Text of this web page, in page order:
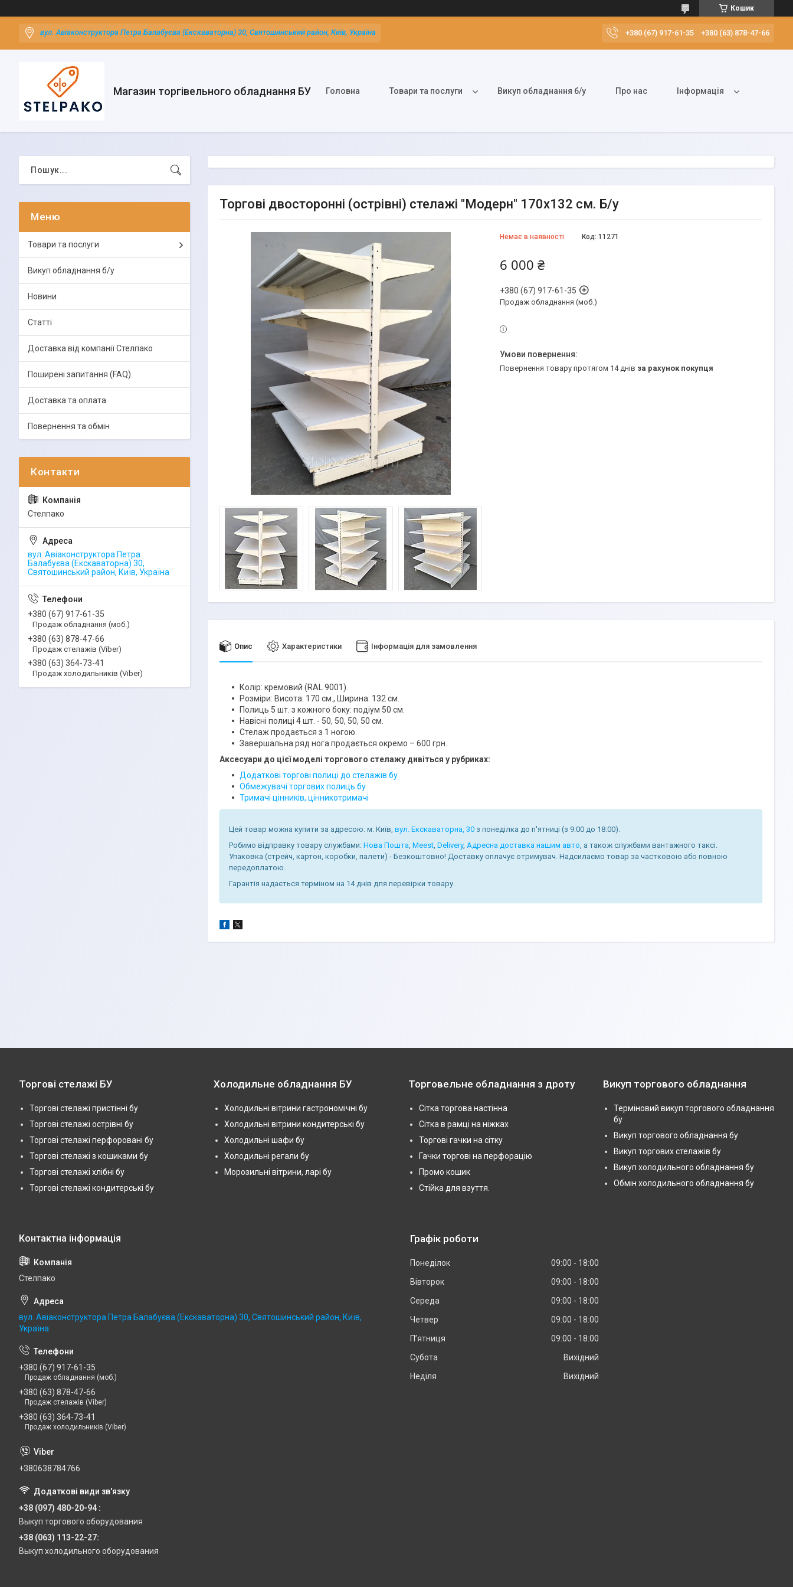
Кошик
вул. Авіаконструктора Петра Балабуєва (Екскаваторна) 30, Святошинський район, Київ, Україна +380 (67) 917-61-35 +380 (63) 878-47-66
Магазин торгівельного обладнання БУ Головна Товари та послуги Викуп обладнання б/у Про нас Інформація
Торгові двосторонні (острівні) стелажі "Модерн" 170х132 см. Б/у
Немає в наявності Код: 11271
6 000 ₴
+380 (67) 917-61-35
Продаж обладнання (моб.)
повернення товару протягом 14 днів за рахунок покупця
Опис Характеристики Інформація для замовлення
Колір: кремовий (RAL 9001).
Розміри: Висота: 170 см., Ширина: 132 см.
Полиць 5 шт. з кожного боку: подіум 50 см.
Навісні полиці 4 шт. - 50, 50, 50, 50 см.
Стелаж продається з 1 ногою.
Завершальна ряд нога продається окремо – 600 грн.
Аксесуари до цієї моделі торгового стелажу дивіться у рубриках:
Додаткові торгові полиці до стелажів бу
Обмежувачі торгових полиць бу
Тримачі цінників, цінникотримачі
Цей товар можна купити за адресою: м. Київ, вул. Екскаваторна, 30 з понеділка до п'ятниці (з 9:00 до 18:00).
Робимо відправку товару службами: Нова Пошта, Meest, Delivery, Адресна доставка нашим авто, а також службами вантажного таксі.
Упаковка (стрейч, картон, коробки, палети) - Безкоштовно! Доставку оплачує отримувач. Надсилаємо товар за частковою або повною
передоплатою.
Гарантія надається терміном на 14 днів для перевірки товару.
Товари та послуги
Викуп обладнання б/у
Новини
Статті
Доставка від компанії Стелпако
Поширені запитання (FAQ)
Доставка та оплата
Повернення та обмін
Стелпако
вул. Авіаконструктора Петра
Балабуєва (Екскаваторна) 30,
Святошинський район, Київ, Україна
+380 (67) 917-61-35
Продаж обладнання (моб.)
+380 (63) 878-47-66
Продаж стелажів (Viber)
+380 (63) 364-73-41
Продаж холодильників (Viber)
Торгові стелажі БУ
Торгові стелажі пристінні бу
Торгові стелажі острівні бу
Торгові стелажі перфоровані бу
Торгові стелажі з кошиками бу
Торгові стелажі хлібні бу
Торгові стелажі кондитерські бу
Холодильне обладнання БУ
Холодильні вітрини гастрономічні бу
Холодильні вітрини кондитерські бу
Холодильні шафи бу
Холодильні регали бу
Морозильні вітрини, ларі бу
Торговельне обладнання з дроту
Сітка торгова настінна
Сітка в рамці на ніжках
Торгові гачки на сітку
Гачки торгові на перфорацію
Промо кошик
Стійка для взуття.
Викуп торгового обладнання
Терміновий викуп торгового обладнання
бу
Викуп торгового обладнання бу
Викуп торгових стелажів бу
Викуп холодильного обладнання бу
Обмін холодильного обладнання бу
Стелпако
вул. Авіаконструктора Петра Балабуєва (Екскаваторна) 30, Святошинський район, Київ,
Україна
+380 (67) 917-61-35
Продаж обладнання (моб.)
+380 (63) 878-47-66
Продаж стелажів (Viber)
+380 (63) 364-73-41
Продаж холодильників (Viber)
+380638784766
+38 (097) 480-20-94
Выкуп торгового оборудования
+38 (063) 113-22-27
Выкуп холодильного оборудования
Графік роботи
Понеділок 09:00
18:00
Вівторок
09:00
18:00
Середа
09:00
18:00
Четвер
09:00
18:00
Пʼятниця
09:00
18:00
Субота
Вихідний
Неділя
Вихідний